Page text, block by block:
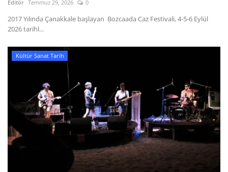
Editör Temmuz 29, 2026 0
2017 Yılında Çanakkale başlayan Bozcaada Caz Festivali, 4-5-6 Eylül
2026 tarihl...
Kültür Sanat Tarih